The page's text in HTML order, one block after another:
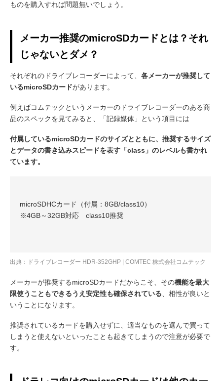
ものを購入すれば問題無いでしょう。
メーカー推奨のmicroSDカードとは？それ
じゃないとダメ？
それぞれのドライブレコーダーによって、 各メーカーが推奨して
いるmicroSDカードがあります。
例えばコムテックというメーカーのドライブレコーダーのある商
品のスペックを見てみると、「記録媒体」という項目には
付属しているmicroSDカードのサイズとともに、推奨するサイズ
とデータの書き込みスピードを表す「class」のレベルも書かれ
ています。
microSDHCカード（付属：8GB/class10）
※4GB～32GB対応 class10推奨
出典： ドライブレコーダー HDR-352GHP | COMTEC 株式会社コムテック
メーカーが推奨するmicroSDカードだからこそ、その機能を最大
限使うこともできるうえ安定性も確保されている、相性が良いと
いうことになります。
推奨されているカードを購入せずに、適当なものを選んで買って
しまうと使えないといったことも起きてしまうので注意が必要で
す。